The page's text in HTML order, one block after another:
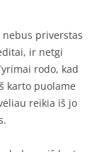
nebus priverstas
ir netgi
rodo, kad
karto puolame
reikia iš jo